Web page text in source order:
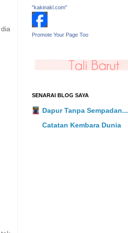
"kakinakl.com"
Promote Your Page Too
SENARAI BLOG SAYA
Dapur Tanpa Sempadan...
Catatan Kembara Dunia